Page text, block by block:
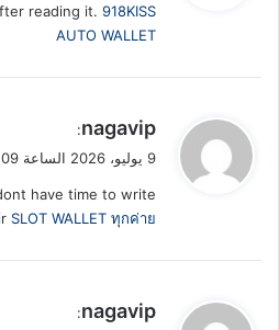
ل
reading it. 918KISS
AUTO WALLET
ي
ل
nagavip
:
9 يوليو، 2026 الساعة 2:09 ص
have time to write
SLOT WALLET ทุกค่าย
ي
nagavip
: